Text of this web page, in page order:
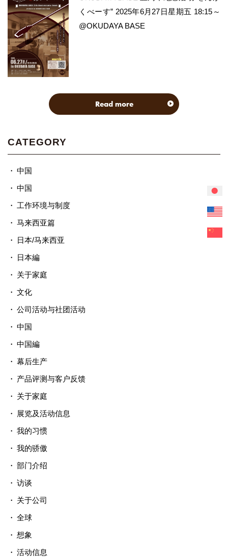
くべーす” 2025年6月27日星期五 18:15～
@OKUDAYA BASE
Read more
CATEGORY
中国
中国
工作环境与制度
马来西亚篇
日本/马来西亚
日本編
关于家庭
文化
公司活动与社团活动
中国
中国編
幕后生产
产品评测与客户反馈
关于家庭
展览及活动信息
我的习惯
我的骄傲
部门介绍
访谈
关于公司
全球
想象
活动信息